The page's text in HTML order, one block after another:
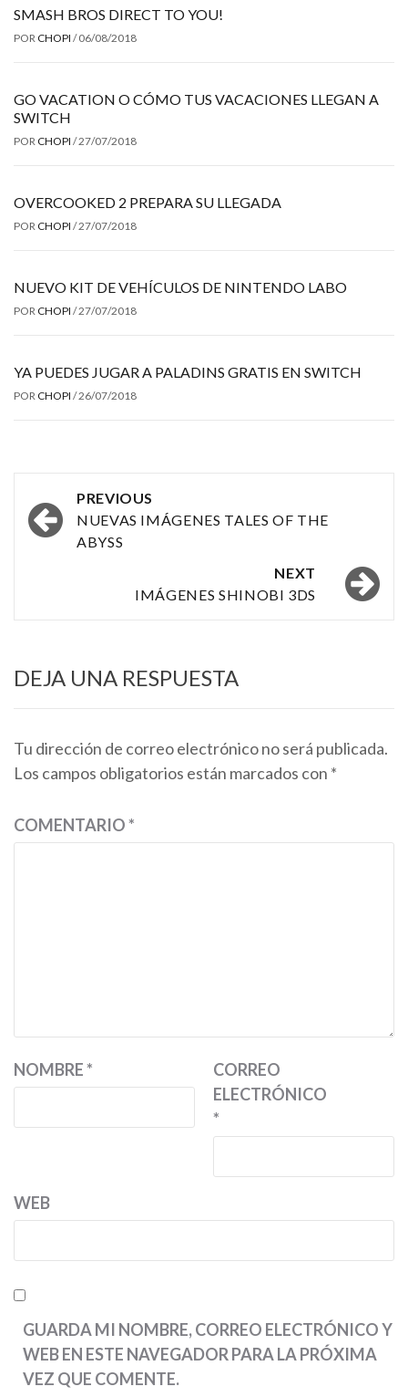
SMASH BROS DIRECT TO YOU!
POR CHOPI / 06/08/2018
GO VACATION O CÓMO TUS VACACIONES LLEGAN A
SWITCH
POR CHOPI /27/07/2018
OVERCOOKED 2 PREPARA SU LLEGADA
POR CHOPI /27/07/2018
NUEVO KIT DE VEHÍCULOS DE NINTENDO LABO
POR CHOPI /27/07/2018
YA PUEDES JUGAR A PALADINS GRATIS EN SWITCH
POR CHOPI /26/07/2018
Post
navigation
PREVIOUS
NUEVAS IMÁGENES TALES OF THE
ABYSS
NEXT
IMÁGENES SHINOBI 3DS
DEJA UNA RESPUESTA
Tu dirección de correo electrónico no será publicada.
Los campos obligatorios están marcados con *
COMENTARIO*
NOMBRE*
CORREO
ELECTRÓNICO
*
WEB
GUARDA MI NOMBRE, CORREO ELECTRÓNICO Y
WEB EN ESTE NAVEGADOR PARA LA PRÓXIMA
VEZ QUE COMENTE.